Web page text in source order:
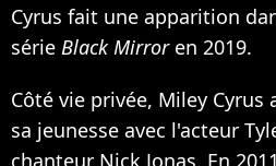
Cyrus fait une apparition
série Black Mirroren 2019.
Côté vie privée, Miley
sa jeunesse avec l'acteur
chanteur Nick Jonas. En